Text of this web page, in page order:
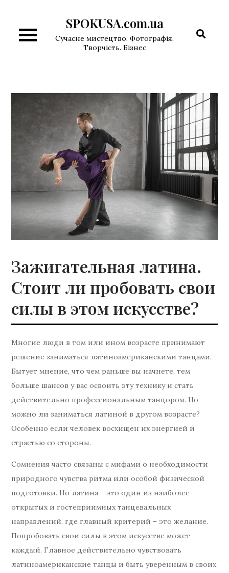
содержимому
SPOKUSA.com.ua
Сучасне мистецтво. Фотографія.
Творчість. Бізнес
Зажигательная латина.
Стоит ли пробовать свои
силы в этом искусстве?
Многие люди в том или ином возрасте принимают
решение заниматься латиноамериканскими танцами.
Бытует мнение, что чем раньше вы начнете, тем
больше шансов у вас освоить эту технику и стать
действительно профессиональным танцором. Но
можно ли заниматься латиной в другом возрасте?
Особенно если человек восхищен их энергией и
страстью со стороны.
Сомнения часто связаны с мифами о необходимости
природного чувства ритма или особой физической
подготовки. Но латина – это один из наиболее
открытых и гостеприимных танцевальных
направлений, где главный критерий – это желание.
Попробовать свои силы в этом искусстве может
каждый. Главное действительно чувствовать
латиноамериканские танцы и быть уверенным в своих